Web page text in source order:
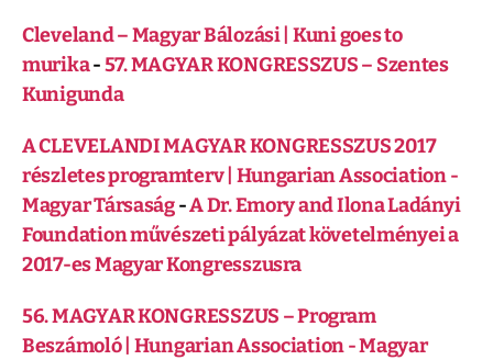
Cleveland – Magyar Bálozási | Kuni goes to
murika-57. MAGYAR KONGRESSZUS – Szentes
Kunigunda
A CLEVELANDI MAGYAR KONGRESSZUS 2017
részletes programterv | Hungarian Association -
Magyar Társaság-A Dr. Emory and Ilona Ladányi
Foundation művészeti pályázat követelményei a
2017-es Magyar Kongresszusra
56. MAGYAR KONGRESSZUS – Program
Beszámoló | Hungarian Association - Magyar